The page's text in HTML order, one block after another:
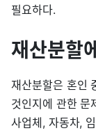
필요하다.
재산분할
재산분할은 혼인
것인지에 관한 문
사업체, 자동차,